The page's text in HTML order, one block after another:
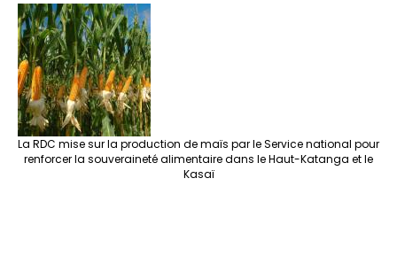
La RDC mise sur la production de maïs par le Service national pour
renforcer la souveraineté alimentaire dans le Haut-Katanga et le
Kasaï